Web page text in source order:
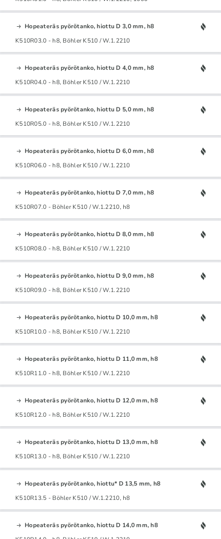
Hopeateräs pyörötanko, hiottu D 3,0 mm, h8
K510R03.0 - h8, Böhler K510 / W.1.2210
Hopeateräs pyörötanko, hiottu D 4,0 mm, h8
K510R04.0 - h8, Böhler K510 / W.1.2210
Hopeateräs pyörötanko, hiottu D 5,0 mm, h8
K510R05.0 - h8, Böhler K510 / W.1.2210
Hopeateräs pyörötanko, hiottu D 6,0 mm, h8
K510R06.0 - h8, Böhler K510 / W.1.2210
Hopeateräs pyörötanko, hiottu D 7,0 mm, h8
K510R07.0 - Böhler K510 / W.1.2210, h8
Hopeateräs pyörötanko, hiottu D 8,0 mm, h8
K510R08.0 - h8, Böhler K510 / W.1.2210
Hopeateräs pyörötanko, hiottu D 9,0 mm, h8
K510R09.0 - h8, Böhler K510 / W.1.2210
Hopeateräs pyörötanko, hiottu D 10,0 mm, h8
K510R10.0 - h8, Böhler K510 / W.1.2210
Hopeateräs pyörötanko, hiottu D 11,0 mm, h8
K510R11.0 - h8, Böhler K510 / W.1.2210
Hopeateräs pyörötanko, hiottu D 12,0 mm, h8
K510R12.0 - h8, Böhler K510 / W.1.2210
Hopeateräs pyörötanko, hiottu D 13,0 mm, h8
K510R13.0 - h8, Böhler K510 / W.1.2210
Hopeateräs pyörötanko, hiottu* D 13,5 mm, h8
K510R13.5 - Böhler K510 / W.1.2210, h8
Hopeateräs pyörötanko, hiottu D 14,0 mm, h8